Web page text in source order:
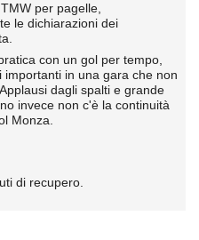
per pagelle,
le dichiarazioni dei
con un gol per tempo,
importanti in una gara che non
dagli spalti e grande
invece non c'è la continuità
Monza.
di recupero.